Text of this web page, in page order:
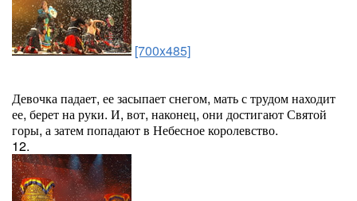
[700x485]
Девочка падает, ее засыпает снегом, мать с трудом находит
ее, берет на руки. И, вот, наконец, они достигают Святой
горы, а затем попадают в Небесное королевство.
12.